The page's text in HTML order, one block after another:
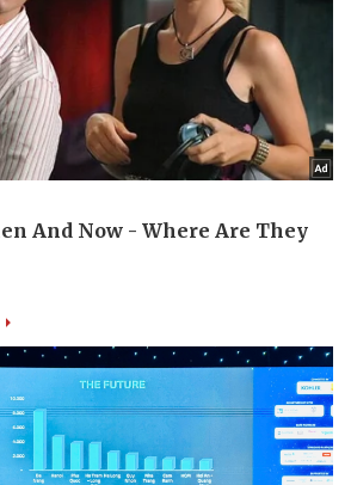
Công nghệ
Sành điệu
Trải nghiệm